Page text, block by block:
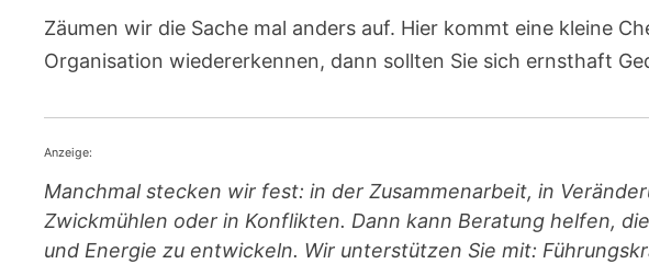
Zäumen wir die Sache mal anders auf. Hier kommt eine kleine
Organisation wiedererkennen, dann sollten Sie sich ernsthaft
Anzeige:
Manchmal stecken wir fest: in der Zusammenarbeit, in
Zwickmühlen oder in Konflikten. Dann kann Beratung helfen,
und Energie zu entwickeln. Wir unterstützen Sie mit: